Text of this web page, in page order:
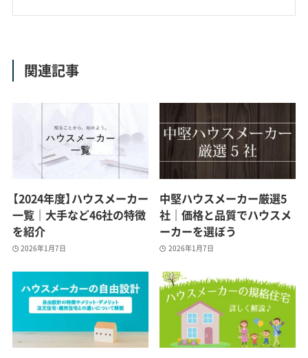
関連記事
【2024年度】ハウスメーカー
一覧｜大手など46社の特徴
を紹介
2026年1月7日
中堅ハウスメーカー厳選5
社｜価格と品質でハウスメ
ーカーを選ぼう
2026年1月7日